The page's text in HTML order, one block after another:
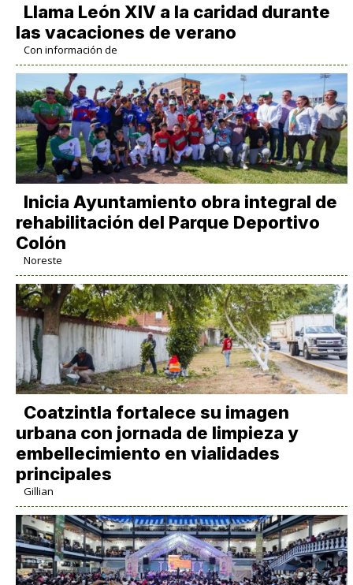
Llama León XIV a la caridad durante
las vacaciones de verano
Con información de
Inicia Ayuntamiento obra integral de
rehabilitación del Parque Deportivo
Colón
Noreste
Coatzintla fortalece su imagen
urbana con jornada de limpieza y
embellecimiento en vialidades
principales
Gillian